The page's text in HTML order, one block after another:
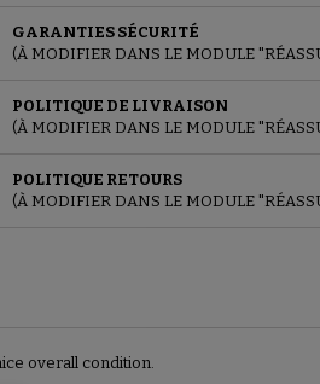
GARANTIES SÉCURITÉ
(À MODIFIER DANS LE MODULE
POLITIQUE DE LIVRAISON
(À MODIFIER DANS LE MODULE
POLITIQUE RETOURS
(À MODIFIER DANS LE MODULE
overall condition.